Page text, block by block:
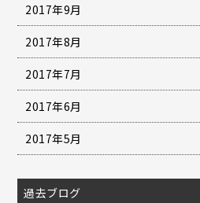
2017年9月
2017年8月
2017年7月
2017年6月
2017年5月
過去ブログ